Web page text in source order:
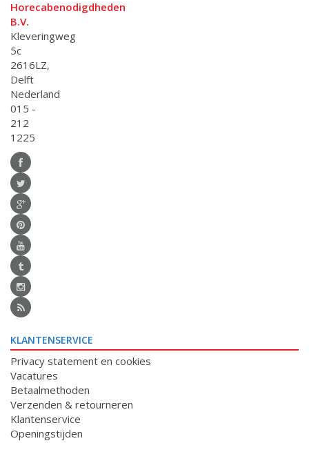
Horecabenodigdheden
B.V.
Kleveringweg
5c
2616LZ,
Delft
Nederland
015 -
212
1225
KLANTENSERVICE
Privacy statement en cookies
Vacatures
Betaalmethoden
Verzenden & retourneren
Klantenservice
Openingstijden